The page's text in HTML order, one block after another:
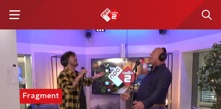
Fragment